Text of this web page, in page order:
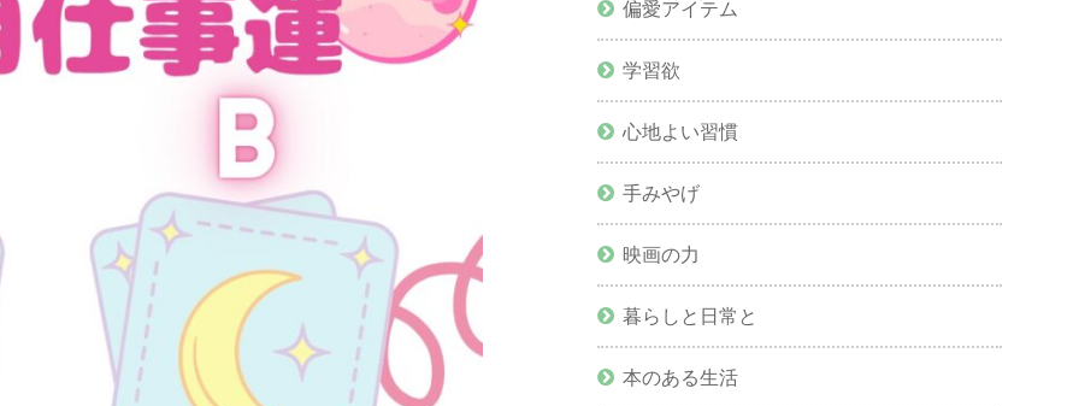
偏愛アイテム
学習欲
心地よい習慣
手みやげ
映画の力
暮らしと日常と
本のある生活